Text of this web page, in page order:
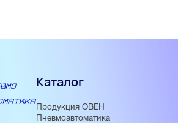
Каталог
Продукция ОВЕН
Пневмоавтоматика